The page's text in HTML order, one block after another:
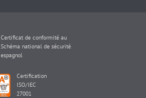
Certificat de conformité au
Schéma national de sécurité
espagnol
Certification
ISO/IEC
27001